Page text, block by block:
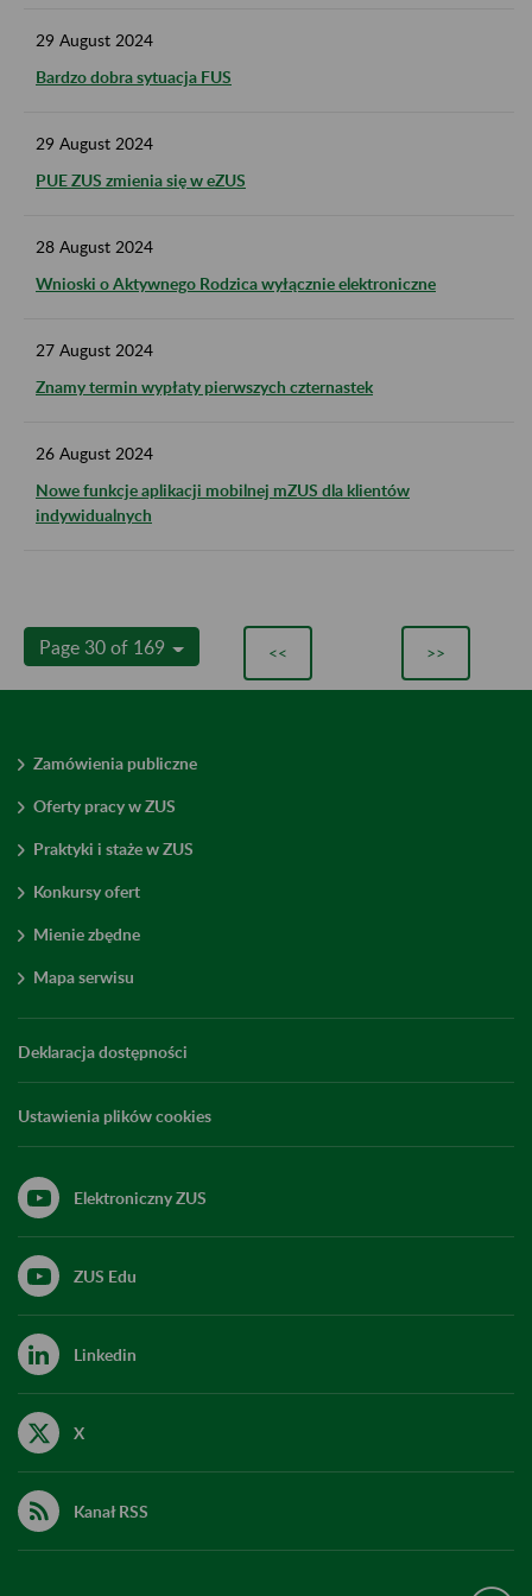
29 August 2024
Bardzo dobra sytuacja FUS
29 August 2024
PUE ZUS zmienia się w eZUS
28 August 2024
Wnioski o Aktywnego Rodzica wyłącznie elektroniczne
27 August 2024
Znamy termin wypłaty pierwszych czternastek
26 August 2024
Nowe funkcje aplikacji mobilnej mZUS dla klientów
indywidualnych
Page 30 of 169 << >>
Zamówienia publiczne
Oferty pracy w ZUS
Praktyki i staże w ZUS
Konkursy ofert
Mienie zbędne
Mapa serwisu
Deklaracja dostępności
Ustawienia plików cookies
Elektroniczny ZUS
ZUS Edu
Linkedin
X
Kanał RSS